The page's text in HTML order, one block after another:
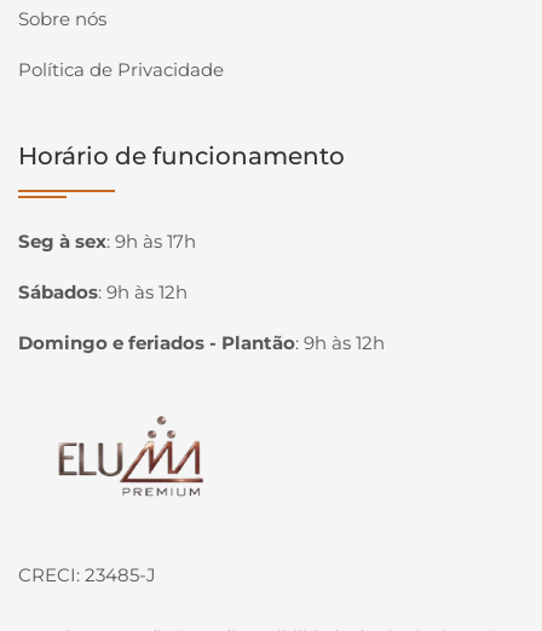
Sobre nós
Política de Privacidade
Horário de funcionamento
Seg à sex: 9h às 17h
Sábados: 9h às 12h
Domingo e feriados - Plantão: 9h às 12h
Página inicial
CRECI: 23485-J